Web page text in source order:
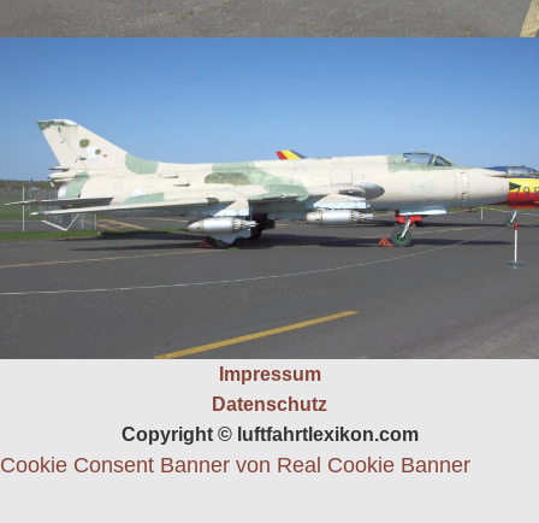
Impressum
Datenschutz
Copyright © luftfahrtlexikon.com
Cookie Consent Banner von Real Cookie Banner